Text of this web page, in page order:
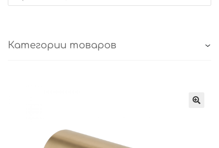
Категории товаров